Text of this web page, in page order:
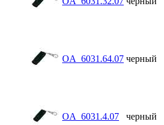
OA_6031.64.07 черный
OA_6031.4.07 черный